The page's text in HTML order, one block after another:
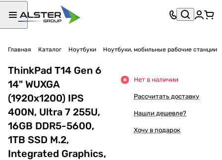
Главная Каталог Ноутбуки Ноутбуки, мобильные рабочие станции
ThinkPad T14 Gen 6
14" WUXGA
(1920x1200) IPS
400N, Ultra 7 255U,
16GB DDR5-5600,
1TB SSD M.2,
Integrated Graphics,
Нет в наличии
Рассчитать доставку
Нашли дешевле?
Хочу в подарок